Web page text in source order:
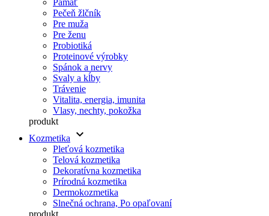
Pečeň žlčník
Pre muža
Pre ženu
Probiotiká
Proteinové výrobky
Spánok a nervy
Svaly a kĺby
Trávenie
Vitalita, energia, imunita
Vlasy, nechty, pokožka
produkt
Kozmetika
keyboard_arrow_down
Pleťová kozmetika
Telová kozmetika
Dekoratívna kozmetika
Prírodná kozmetika
Dermokozmetika
Slnečná ochrana, Po opaľovaní
produkt